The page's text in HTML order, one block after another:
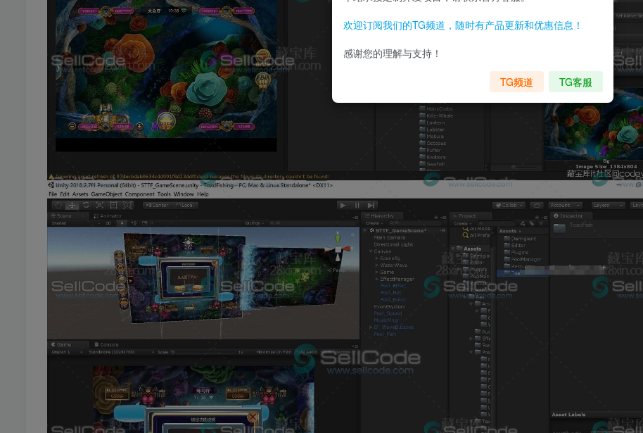
欢迎订阅我们的TG频道，随时有产品更新和优惠信息！
感谢您的理解与支持！
TG频道 TG客服